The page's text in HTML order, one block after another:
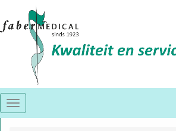
Menu